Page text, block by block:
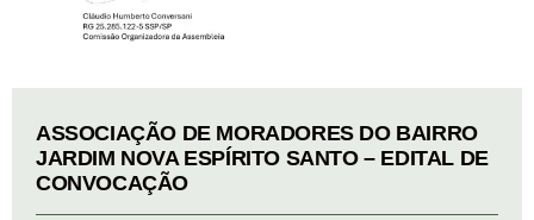
ASSOCIAÇÃO DE MORADORES DO BAIRRO
JARDIM NOVA ESPÍRITO SANTO – EDITAL DE
CONVOCAÇÃO